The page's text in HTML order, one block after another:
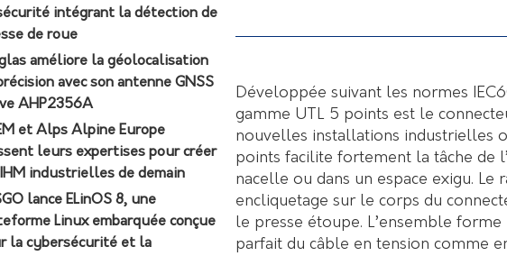
Développée suivant les normes
gamme UTL 5 points est le
nouvelles installations industrielles
points facilite fortement la tâche de
nacelle ou dans un espace exigu.
encliquetage sur le corps du
le presse étoupe. L’ensemble
parfait du câble en tension comme
intégrant la détection de
de roue
améliore la géolocalisation
avec son antenne GNSS
AHP2356A
et Alps Alpine Europe
leurs expertises pour créer
industrielles de demain
lance ELinOS 8, une
Linux embarquée conçue
la cybersécurité et la